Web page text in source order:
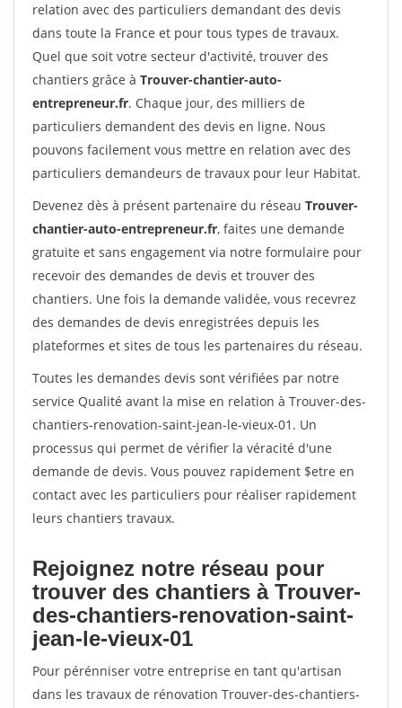
relation avec des particuliers demandant des devis
dans toute la France et pour tous types de travaux.
Quel que soit votre secteur d'activité, trouver des
chantiers grâce à Trouver-chantier-auto-
entrepreneur.fr. Chaque jour, des milliers de
particuliers demandent des devis en ligne. Nous
pouvons facilement vous mettre en relation avec des
particuliers demandeurs de travaux pour leur Habitat.
Devenez dès à présent partenaire du réseau Trouver-
chantier-auto-entrepreneur.fr, faites une demande
gratuite et sans engagement via notre formulaire pour
recevoir des demandes de devis et trouver des
chantiers. Une fois la demande validée, vous recevrez
des demandes de devis enregistrées depuis les
plateformes et sites de tous les partenaires du réseau.
Toutes les demandes devis sont vérifiées par notre
service Qualité avant la mise en relation à Trouver-des-
chantiers-renovation-saint-jean-le-vieux-01. Un
processus qui permet de vérifier la véracité d'une
demande de devis. Vous pouvez rapidement $etre en
contact avec les particuliers pour réaliser rapidement
leurs chantiers travaux.
Rejoignez notre réseau pour
trouver des chantiers à Trouver-
des-chantiers-renovation-saint-
jean-le-vieux-01
Pour pérénniser votre entreprise en tant qu'artisan
dans les travaux de rénovation Trouver-des-chantiers-